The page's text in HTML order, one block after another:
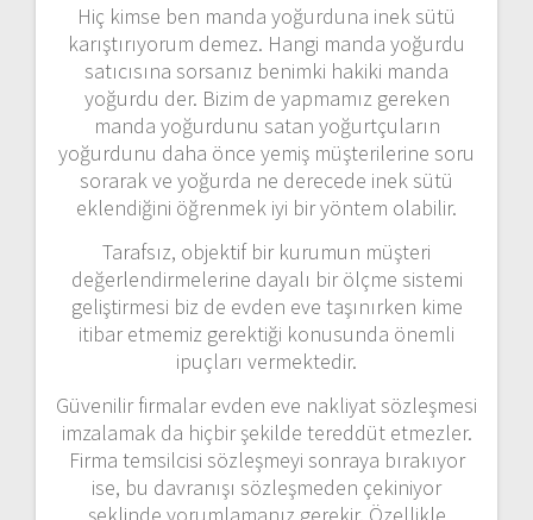
Hiç kimse ben manda yoğurduna inek sütü
karıştırıyorum demez. Hangi manda yoğurdu
satıcısına sorsanız benimki hakiki manda
yoğurdu der. Bizim de yapmamız gereken
manda yoğurdunu satan yoğurtçuların
yoğurdunu daha önce yemiş müşterilerine soru
sorarak ve yoğurda ne derecede inek sütü
eklendiğini öğrenmek iyi bir yöntem olabilir.
Tarafsız, objektif bir kurumun müşteri
değerlendirmelerine dayalı bir ölçme sistemi
geliştirmesi biz de evden eve taşınırken kime
itibar etmemiz gerektiği konusunda önemli
ipuçları vermektedir.
Güvenilir firmalar evden eve nakliyat sözleşmesi
imzalamak da hiçbir şekilde tereddüt etmezler.
Firma temsilcisi sözleşmeyi sonraya bırakıyor
ise, bu davranışı sözleşmeden çekiniyor